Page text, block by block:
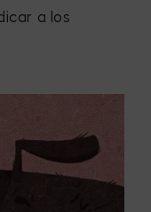
a los